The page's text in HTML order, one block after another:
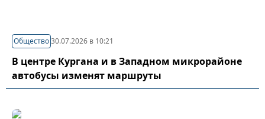
Общество30.07.2026 в 10:21
В центре Кургана и в Западном микрорайоне
автобусы изменят маршруты